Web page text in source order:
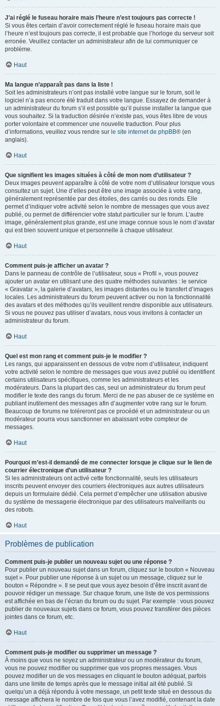
J’ai réglé le fuseau horaire mais l’heure n’est toujours pas correcte !
Si vous êtes certain d’avoir correctement réglé le fuseau horaire mais que
l’heure n’est toujours pas correcte, il est probable que l’horloge du serveur soit
erronée. Veuillez contacter un administrateur afin de lui communiquer ce
problème.
Haut
Ma langue n’apparaît pas dans la liste !
Soit les administrateurs n’ont pas installé votre langue sur le forum, soit le
logiciel n’a pas encore été traduit dans votre langue. Essayez de demander à
un administrateur du forum s’il est possible qu’il puisse installer la langue que
vous souhaitez. Si la traduction désirée n’existe pas, vous êtes libre de vous
porter volontaire et commencer une nouvelle traduction. Pour plus
d’informations, veuillez vous rendre sur le site internet de phpBB® (en
anglais).
Haut
Que signifient les images situées à côté de mon nom d’utilisateur ?
Deux images peuvent apparaître à côté de votre nom d’utilisateur lorsque vous
consultez un sujet. Une d’elles peut être une image associée à votre rang,
généralement représentée par des étoiles, des carrés ou des ronds. Elle
permet d’indiquer votre activité selon le nombre de messages que vous avez
publié, ou permet de différencier votre statut particulier sur le forum. L’autre
image, généralement plus grande, est une image connue sous le nom d’avatar
qui est bien souvent unique et personnelle à chaque utilisateur.
Haut
Comment puis-je afficher un avatar ?
Dans le panneau de contrôle de l’utilisateur, sous « Profil », vous pouvez
ajouter un avatar en utilisant une des quatre méthodes suivantes : le service
« Gravatar », la galerie d’avatars, les images distantes ou le transfert d’images
locales. Les administrateurs du forum peuvent activer ou non la fonctionnalité
des avatars et des méthodes qu’ils veuillent rendre disponible aux utilisateurs.
Si vous ne pouvez pas utiliser d’avatars, nous vous invitons à contacter un
administrateur du forum.
Haut
Quel est mon rang et comment puis-je le modifier ?
Les rangs, qui apparaissent en dessous de votre nom d’utilisateur, indiquent
votre activité selon le nombre de messages que vous avez publié ou identifient
certains utilisateurs spécifiques, comme les administrateurs et les
modérateurs. Dans la plupart des cas, seul un administrateur du forum peut
modifier le texte des rangs du forum. Merci de ne pas abuser de ce système en
publiant inutilement des messages afin d’augmenter votre rang sur le forum.
Beaucoup de forums ne toléreront pas ce procédé et un administrateur ou un
modérateur pourra vous sanctionner en abaissant votre compteur de
messages.
Haut
Pourquoi m’est-il demandé de me connecter lorsque je clique sur le lien de
courrier électronique d’un utilisateur ?
Si les administrateurs ont activé cette fonctionnalité, seuls les utilisateurs
inscrits peuvent envoyer des courriers électroniques aux autres utilisateurs
depuis un formulaire dédié. Cela permet d’empêcher une utilisation abusive
du système de messagerie électronique par des utilisateurs malveillants ou
des robots.
Haut
Problèmes de publication
Comment puis-je publier un nouveau sujet ou une réponse ?
Pour publier un nouveau sujet dans un forum, cliquez sur le bouton « Nouveau
sujet ». Pour publier une réponse à un sujet ou un message, cliquez sur le
bouton « Répondre ». Il se peut que vous ayez besoin d’être inscrit avant de
pouvoir rédiger un message. Sur chaque forum, une liste de vos permissions
est affichée en bas de l’écran du forum ou du sujet. Par exemple : vous pouvez
publier de nouveaux sujets dans ce forum, vous pouvez transférer des pièces
jointes dans ce forum, etc.
Haut
Comment puis-je modifier ou supprimer un message ?
À moins que vous ne soyez un administrateur ou un modérateur du forum,
vous ne pouvez modifier ou supprimer que vos propres messages. Vous
pouvez modifier un de vos messages en cliquant le bouton adéquat, parfois
dans une limite de temps après que le message initial ait été publié. Si
quelqu’un a déjà répondu à votre message, un petit texte situé en dessous du
message affichera le nombre de fois que vous l’avez modifié, contenant la date